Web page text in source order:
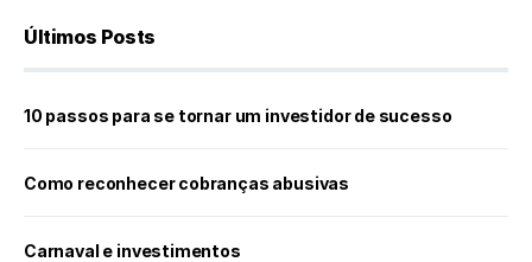
Últimos Posts
10 passos para se tornar um investidor de sucesso
Como reconhecer cobranças abusivas
Carnaval e investimentos